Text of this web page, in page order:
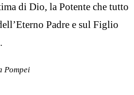
di Dio, la Potente che tutto
Padre e sul Figlio
Pompei